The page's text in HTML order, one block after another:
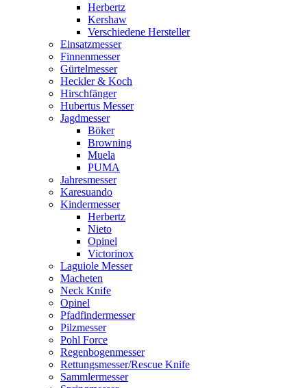
Herbertz
Kershaw
Verschiedene Hersteller
Einsatzmesser
Finnenmesser
Gürtelmesser
Heckler & Koch
Hirschfänger
Hubertus Messer
Jagdmesser
Böker
Browning
Muela
PUMA
Jahresmesser
Karesuando
Kindermesser
Herbertz
Nieto
Opinel
Victorinox
Laguiole Messer
Macheten
Neck Knife
Opinel
Pfadfindermesser
Pilzmesser
Pohl Force
Regenbogenmesser
Rettungsmesser/Rescue Knife
Sammlermesser